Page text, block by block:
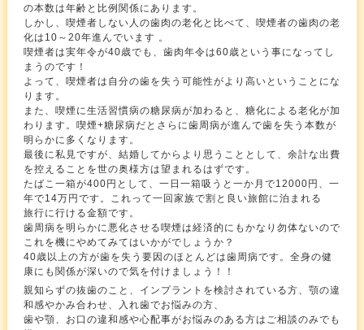
の本数は年齢と比例関係にあります。
しかし、喫煙者しない人の歯肉の老化と比べて、喫煙者の歯肉の老
化は10～20年進んでいます 。
喫煙者は実年令が40歳でも、歯肉年令は60歳という事になってし
まうのです！
よって、喫煙者は自分の歯を失う可能性がより高いということにな
ります。
また、喫煙に生活習慣病の糖尿病が加わると、糖化による老化が加
わります。喫煙+糖尿病だとさらに歯周病が進んで歯を失う本数が
明らかに多くなります。
最後に私見ですが、結婚してからより思うこととして、余計な出費
を控えることを世の奥様方は望まれるはずです。
たばこ一箱が400円として、一日一箱吸うと一か月で12000円、一
年で14万円です。これって一回家族で割と良い旅館に泊まれる
旅行に行ける金額です。
歯周病を明らかに悪化させる喫煙は経済的にもかなり勿体ないので
これを機にやめてみてはいかがでしょうか？
40歳以上の方が歯を失う要因のほとんどは歯周病です。全身の健
康にも関係が深いので気を付けましょう！！
親知らずの抜歯のこと、インプラントを検討されている方、顎の違
和感やかみ合わせ、入れ歯でお悩みの方、
歯や顎、お口の違和感や心配事がお悩みのある方はご相談のみでも